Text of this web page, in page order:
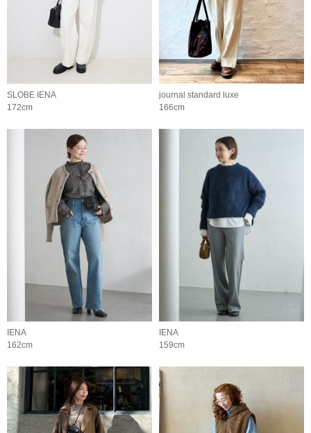
SLOBE IENA
172cm
journal standard luxe
166cm
IENA
162cm
IENA
159cm